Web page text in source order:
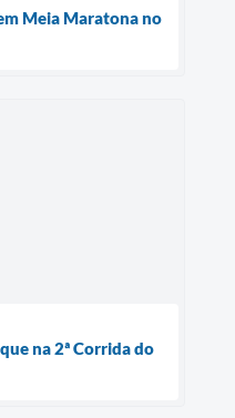
Meia Maratona no
na 2ª Corrida do